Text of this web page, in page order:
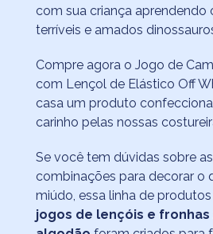
com sua criança aprendendo
terríveis e amados
Compre agora o Jogo de
com Lençol de Elástico Off
casa um produto
carinho pelas nossas
Se você tem dúvidas sobre
combinações para decorar o
miúdo, essa linha de
jogos de lençóis e fronhas